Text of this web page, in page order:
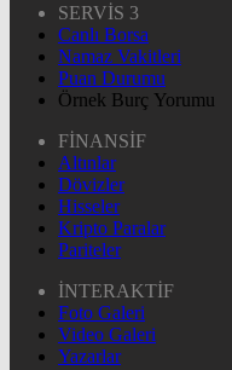
SERVİS 3
Canlı Borsa
Namaz Vakitleri
Puan Durumu
Örnek Burç Yorumu
FİNANSİF
Altınlar
Dövizler
Hisseler
Kripto Paralar
Pariteler
İNTERAKTİF
Foto Galeri
Video Galeri
Yazarlar